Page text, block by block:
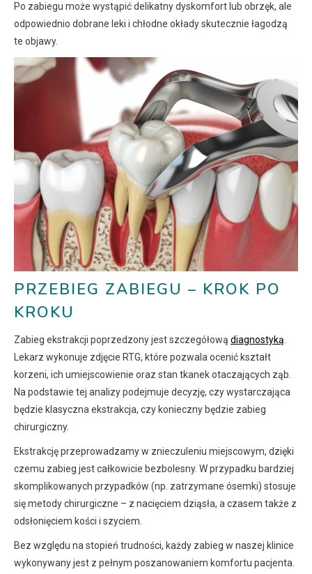
Po zabiegu może wystąpić delikatny dyskomfort lub obrzęk, ale
odpowiednio dobrane leki i chłodne okłady skutecznie łagodzą
te objawy.
PRZEBIEG ZABIEGU – KROK PO
KROKU
Zabieg ekstrakcji poprzedzony jest szczegółową diagnostyką
Lekarz wykonuje zdjęcie RTG, które pozwala ocenić kształt
korzeni, ich umiejscowienie oraz stan tkanek otaczających ząb.
Na podstawie tej analizy podejmuje decyzję, czy wystarczająca
będzie klasyczna ekstrakcja, czy konieczny będzie zabieg
chirurgiczny.
Ekstrakcję przeprowadzamy w znieczuleniu miejscowym, dzięki
czemu zabieg jest całkowicie bezbolesny. W przypadku bardziej
skomplikowanych przypadków (np. zatrzymane ósemki) stosuje
się metody chirurgiczne – z nacięciem dziąsła, a czasem także z
odsłonięciem kości i szyciem.
Bez względu na stopień trudności, każdy zabieg w naszej klinice
wykonywany jest z pełnym poszanowaniem komfortu pacjenta.